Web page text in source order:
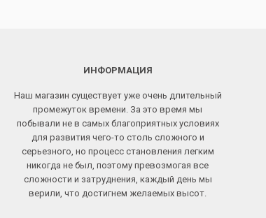
ИНФОРМАЦИЯ
Наш магазин существует уже очень длительный
промежуток времени. За это время мы
побывали не в самых благоприятных условиях
для развития чего-то столь сложного и
серьезного, но процесс становления легким
никогда не был, поэтому превозмогая все
сложности и затруднения, каждый день мы
верили, что достигнем желаемых высот.